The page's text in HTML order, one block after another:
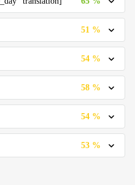
51 %
54 %
58 %
54 %
53 %